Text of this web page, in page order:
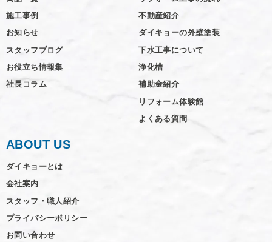
施工事例
お知らせ
スタッフブログ
お役立ち情報集
社長コラム
不動産紹介
ダイキョーの外壁塗装
下水工事について
浄化槽
補助金紹介
リフォーム体験館
よくある質問
ABOUT US
ダイキョーとは
会社案内
スタッフ・職人紹介
プライバシーポリシー
お問い合わせ